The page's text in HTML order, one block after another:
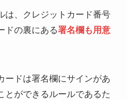
は、クレジットカード番号
ドの裏にある署名欄も用意
ードは署名欄にサインがあ
とができるルールであるた